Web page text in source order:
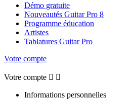
Démo gratuite
Nouveautés Guitar Pro 8
Programme éducation
Artistes
Tablatures Guitar Pro
Votre compte
Votre compte  
Informations personnelles